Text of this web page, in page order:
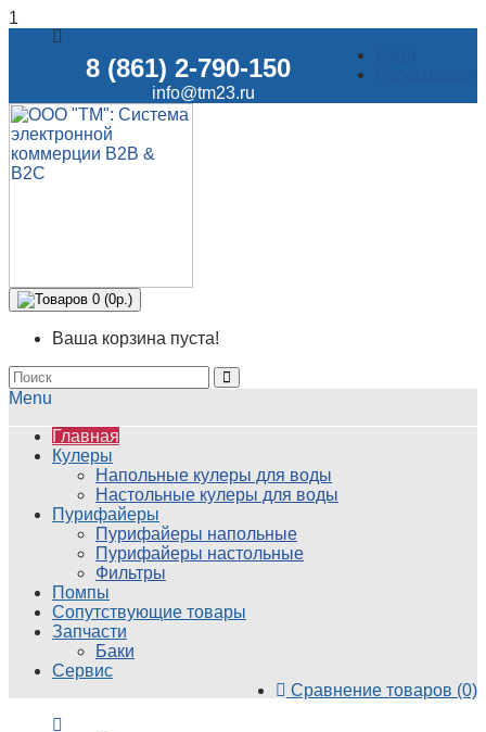
1
8 (861) 2-790-150
info@tm23.ru
Товаров 0 (0р.)
Ваша корзина пуста!
Menu
Главная
Кулеры
Напольные кулеры для воды
Настольные кулеры для воды
Пурифайеры
Пурифайеры напольные
Пурифайеры настольные
Фильтры
Помпы
Сопутствующие товары
Запчасти
Баки
Сервис
Сравнение товаров (0)